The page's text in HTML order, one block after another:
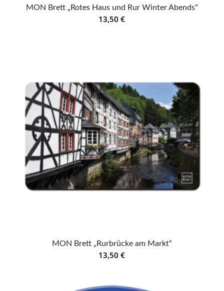
MON Brett „Rotes Haus und Rur Winter Abends“
13,50€
MON Brett „Rurbrücke am Markt“
13,50€